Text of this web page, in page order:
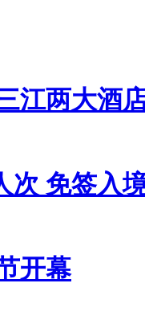
江两大酒
次 免签入
开幕